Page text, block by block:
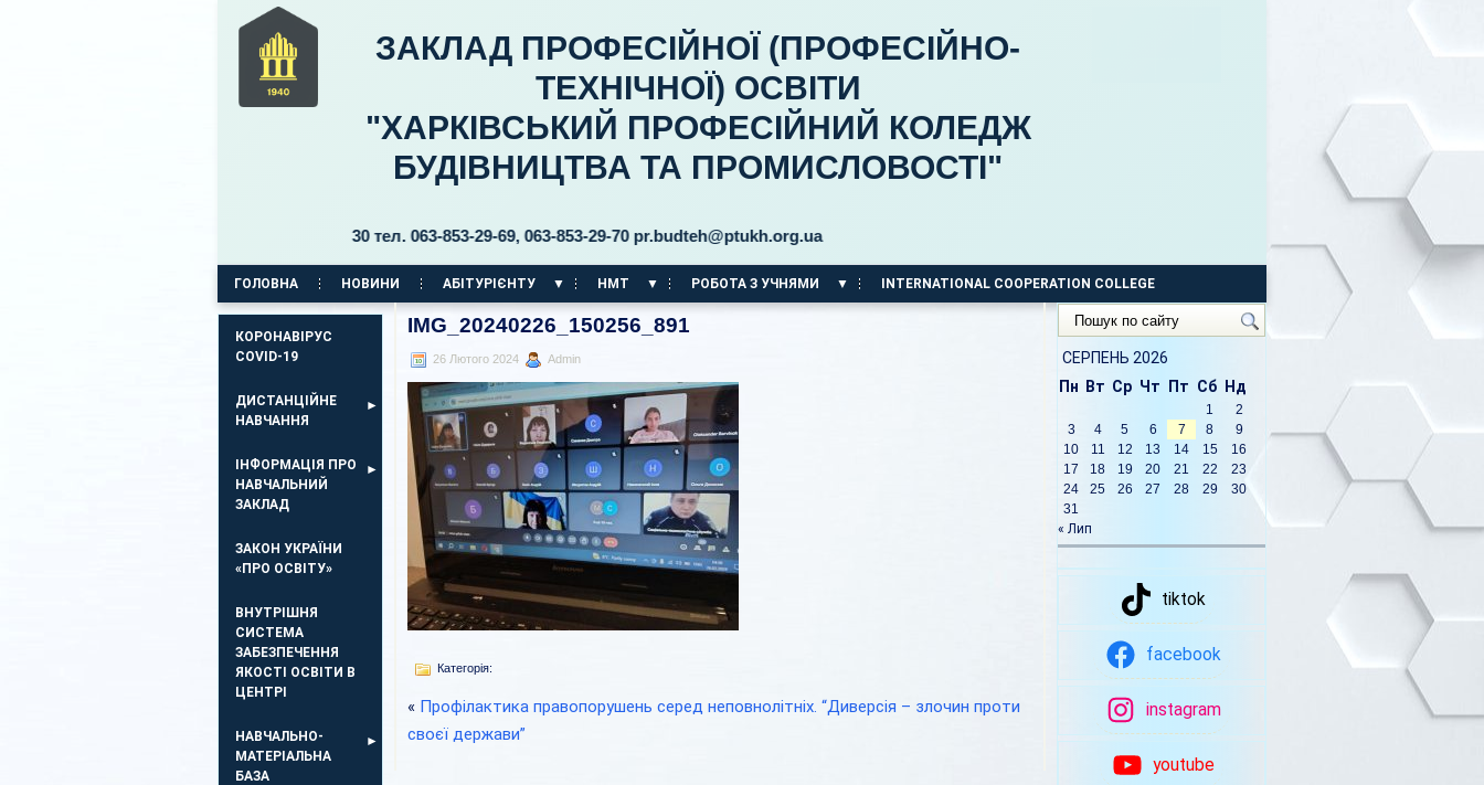
ЗАКЛАД ПРОФЕСІЙНОЇ (ПРОФЕСІЙНО-
ТЕХНІЧНОЇ) ОСВІТИ
"ХАРКІВСЬКИЙ ПРОФЕСІЙНИЙ КОЛЕДЖ
БУДІВНИЦТВА ТА ПРОМИСЛОВОСТІ"
11, бульвар Б. Хмельницького, 30 тел. 063-853-29-69, 063-853-29-70 pr.budteh@ptukh.org.ua
ГОЛОВНА НОВИНИ АБІТУРІЄНТУ НМТ РОБОТА З УЧНЯМИ INTERNATIONAL COOPERATION COLLEGE
КОРПУС НА ПР. АЕРОКОСМІЧНИЙ, 11
КОРОНАВІРУС
COVID-19
ДИСТАНЦІЙНЕ
НАВЧАННЯ
ІНФОРМАЦІЯ ПРО
НАВЧАЛЬНИЙ
ЗАКЛАД
ЗАКОН УКРАЇНИ
«ПРО ОСВІТУ»
ВНУТРІШНЯ
СИСТЕМА
ЗАБЕЗПЕЧЕННЯ
ЯКОСТІ ОСВІТИ В
ЦЕНТРІ
НАВЧАЛЬНО-
МАТЕРІАЛЬНА
БАЗА
IMG_20240226_150256_891
26 Лютого 2024 Admin
Категорія:
« Профілактика правопорушень серед неповнолітніх. “Диверсія – злочин проти
своєї держави”
Пошук
по
сайту
СЕРПЕНЬ 2026
Пн
Вт Ср Чт Пт Сб Нд
1
2
3
4 5 6 7 8
9
10
11 12 13 14 15
16
17
18 19 20 21 22
23
24
25 26 27 28 29
30
31
« Лип
tiktok
facebook
instagram
youtube